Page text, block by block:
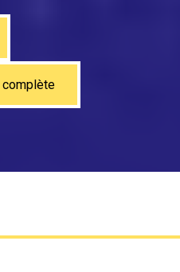
complète